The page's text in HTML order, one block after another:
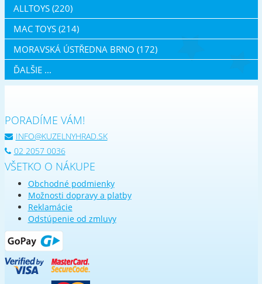
ALLTOYS (220)
MAC TOYS (214)
MORAVSKÁ ÚSTŘEDNA BRNO (172)
ĎALŠIE ...
PORADÍME VÁM!
INFO@KUZELNYHRAD.SK
02 2057 0036
VŠETKO O NÁKUPE
Obchodné podmienky
Možnosti dopravy a platby
Reklamácie
Odstúpenie od zmluvy